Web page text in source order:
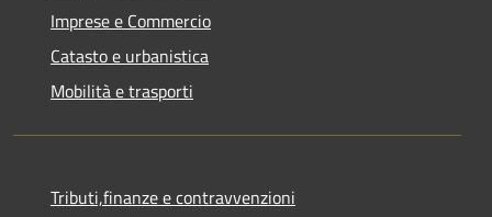
Imprese e Commercio
Catasto e urbanistica
Mobilità e trasporti
Tributi,finanze e contravvenzioni